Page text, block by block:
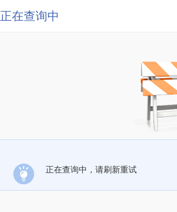
正在查询中
正在查询中，请刷新重试